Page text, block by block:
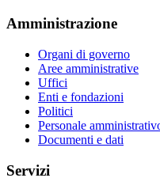
Amministrazione
Organi di governo
Aree amministrative
Uffici
Enti e fondazioni
Politici
Personale
Documenti e dati
Servizi